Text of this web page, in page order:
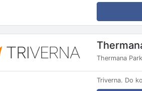
Thermana
Triverna. Do